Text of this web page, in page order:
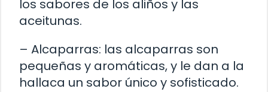
los sabores de los aliños y las
aceitunas.
– Alcaparras: las alcaparras son
pequeñas y aromáticas, y le dan a la
hallaca un sabor único y sofisticado.